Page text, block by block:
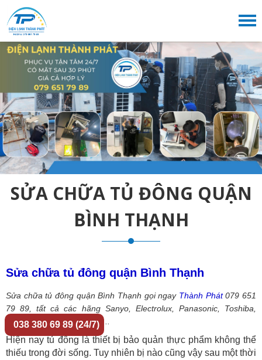
SỬA CHỮA TỦ ĐÔNG QUẬN
BÌNH THẠNH
Sửa chữa tủ đông quận Bình Thạnh
Sửa chữa tủ đông quận Bình Thạnh gọi ngay Thành Phát079 651
79 89, tất cả các hãng Sanyo, Electrolux, Panasonic, Toshiba,
Samsung, Daikin, Hitachi, ...
Hiện nay tủ đông là thiết bị bảo quản thực phẩm không thể
thiếu trong đời sống. Tuy nhiên bị nào cũng vậy sau một thời
038 380 69 89 (24/7)